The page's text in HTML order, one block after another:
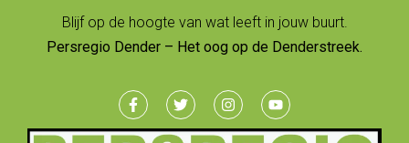
Blijf op de hoogte van wat leeft in jouw buurt.
Persregio Dender – Het oog op de Denderstreek.